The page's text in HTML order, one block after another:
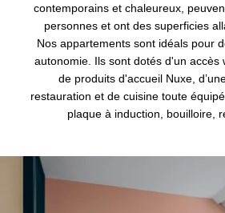
contemporains et chaleureux,
personnes et ont des superficies
Nos appartements sont idéals pour
autonomie. Ils sont dotés d'un accès
de produits d'accueil Nuxe,
restauration et de cuisine toute
plaque à induction, bouilloire,